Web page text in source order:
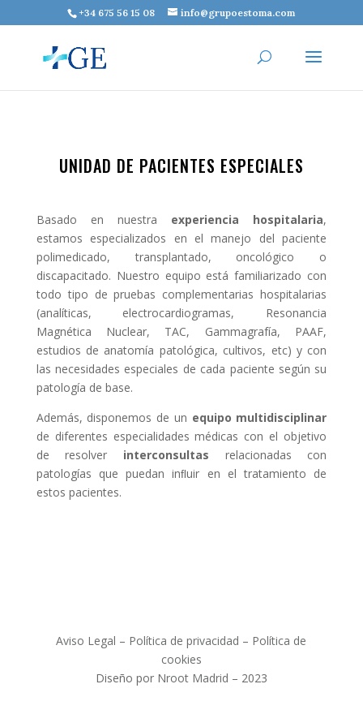
+34 675 56 15 08 info@grupoestoma.com
UNIDAD DE PACIENTES ESPECIALES
Basado en nuestra experiencia hospitalaria,
estamos especializados en el manejo del paciente
polimedicado, transplantado, oncológico o
discapacitado. Nuestro equipo está familiarizado con
todo tipo de pruebas complementarias hospitalarias
(analíticas, electrocardiogramas, Resonancia
Magnética Nuclear, TAC, Gammagrafía, PAAF,
estudios de anatomía patológica, cultivos, etc) y con
las necesidades especiales de cada paciente según su
patología de base.
Además, disponemos de un equipo multidisciplinar
de diferentes especialidades médicas con el objetivo
de resolver interconsultas relacionadas con
patologías que puedan inﬂuir en el tratamiento de
estos pacientes.
Aviso Legal – Política de privacidad – Política de
cookies
Diseño por Nroot Madrid – 2023